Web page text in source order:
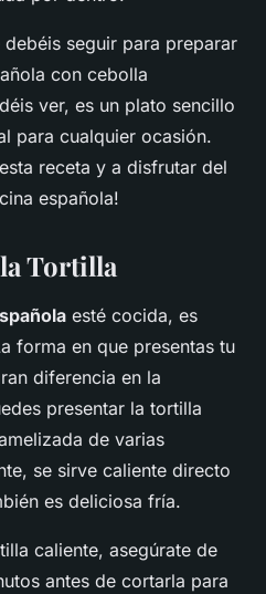
seguir para preparar
con cebolla
ver, es un plato sencillo
para cualquier ocasión.
receta y a disfrutar del
española!
Tortilla
esté cocida, es
forma en que presentas tu
diferencia en la
presentar la tortilla
de varias
se sirve caliente directo
es deliciosa fría.
caliente, asegúrate de
antes de cortarla para